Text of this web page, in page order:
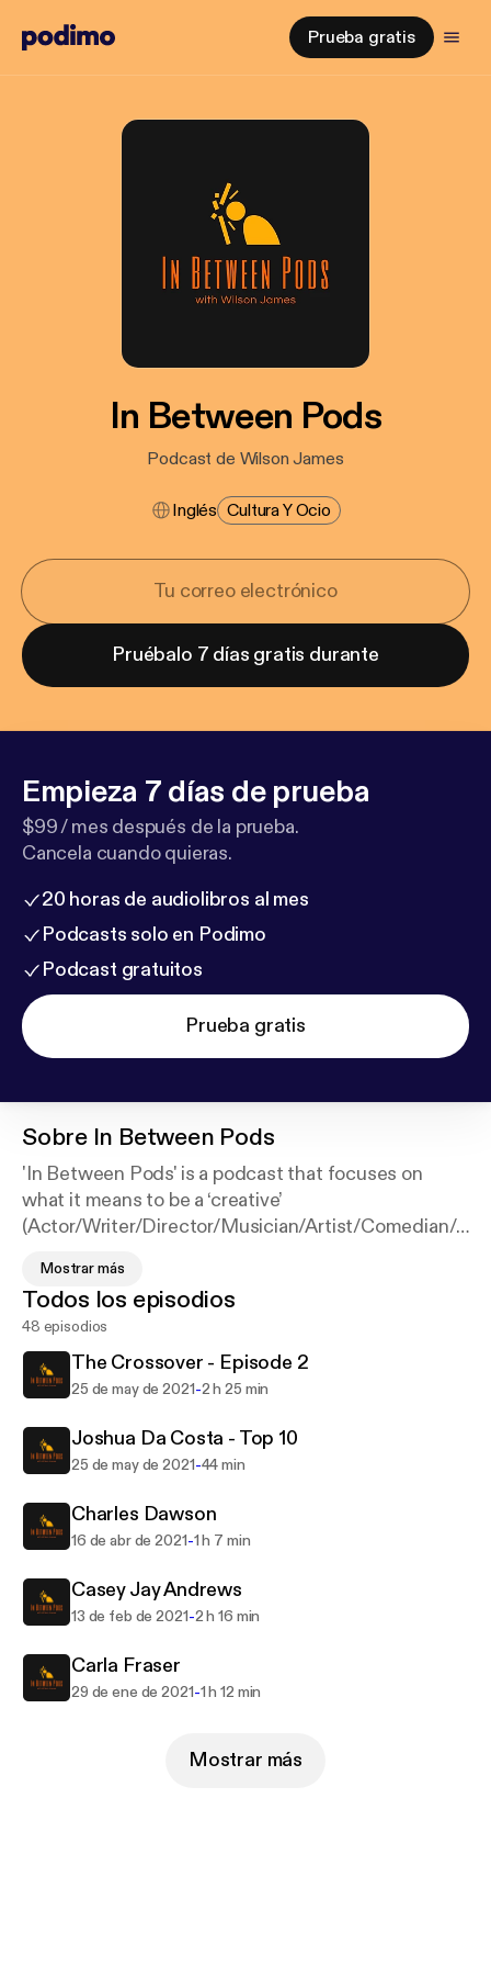
Prueba gratis
In Between Pods
Podcast de Wilson James
Inglés Cultura Y Ocio
Pruébalo 7 días gratis durante
Empieza 7 días de prueba
$99 / mes después de la prueba.
Cancela cuando quieras.
20 horas de audiolibros al mes
Podcasts solo en Podimo
Podcast gratuitos
Prueba gratis
Sobre In Between Pods
'In Between Pods' is a podcast that focuses on
what it means to be a ‘creative’
(Actor/Writer/Director/Musician/Artist/Comedian/Y
(or not) in their chosen industry today. As an actor, I
have always been fascinated by the consistent
inconsistency of our day to day lives, and wanted to
delve into what it is that truly makes us want to
continue to do the craft we hold so dearly. Whilst
and how they got there, I am here to investigate the
more profound questions that strive for a deeper
relationships, ambitions, process, self worth and
what life means when working. Or, quite simply, how
Mostrar más
Todos los episodios
48 episodios
The Crossover - Episode 2
25 de may de 2021-2 h 25 min
Joshua Da Costa - Top 10
25 de may de 2021-44 min
Charles Dawson
16 de abr de 2021-1 h 7 min
Casey Jay Andrews
13 de feb de 2021-2 h 16 min
Carla Fraser
29 de ene de 2021-1 h 12 min
Mostrar más